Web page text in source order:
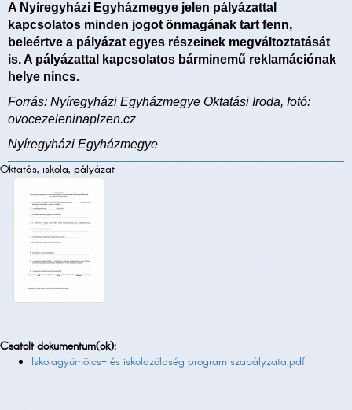
A Nyíregyházi Egyházmegye jelen pályázattal
kapcsolatos minden jogot önmagának tart fenn,
beleértve a pályázat egyes részeinek megváltoztatását
is. A pályázattal kapcsolatos bárminemű reklamációnak
helye nincs.
Forrás: Nyíregyházi Egyházmegye Oktatási Iroda, fotó:
ovocezeleninaplzen.cz
Nyíregyházi Egyházmegye
Oktatás, iskola, pályázat
Csatolt dokumentum(ok):
Iskolagyümölcs- és iskolazöldség program szabályzata.pdf